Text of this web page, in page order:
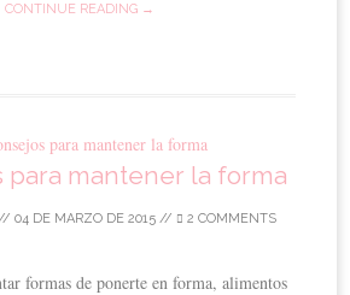
CONTINUE READING →
para mantener la forma
04 DE MARZO DE 2015 // 2 COMMENTS
formas de ponerte en forma, alimentos